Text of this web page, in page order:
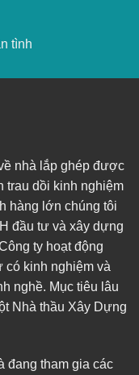
tình
nhà lắp ghép được
trau dồi kinh nghiệm
hàng lớn chúng tôi
đầu tư và xây dựng
ty hoạt động
kinh nghiệm và
nghề. Mục tiêu lâu
Nhà thầu Xây Dựng
đang tham gia các